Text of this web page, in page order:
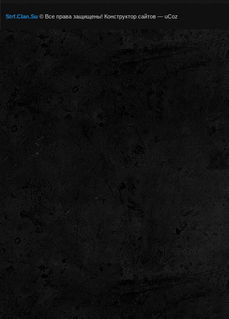
Strf.Clan.Su © Все права защищены! Конструктор сайтов — uCoz